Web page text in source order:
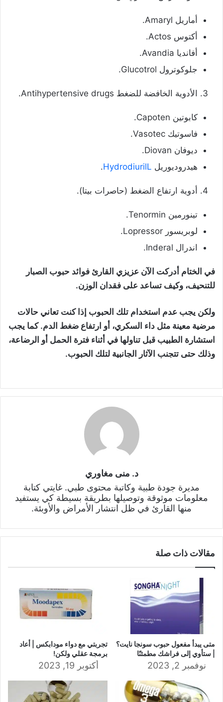
أماريل Amaryl.
أكتوس Actos.
أفانديا Avandia.
جلوكوترول Glucotrol.
الأدوية الخافضة للضغط Antihypertensive drugs.
كابوتين Capoten.
فاسوتيك Vasotec.
ديوفان Diovan.
هيدروديوريل HydrodiurilL
.
أدوية ارتفاع الضغط (حاصرات بيتا).
تينورمين Tenormin.
لوبريسور Lopressor.
اندرال Inderal.
في الختام أدركت الآن عزيزي القارئ فوائد حبوب الصبار
للتنحيف، وكيف تساعد على فقدان الوزن.
ولكن يجب عدم استخدام تلك الحبوب إذا كنت تعاني حالات
مرضية معينة مثل داء السكري، أو ارتفاع ضغط الدم. كما يجب
استشارة الطبيب قبل تناولها في أثناء فترة الحمل أو الرضاعة،
وذلك حتى تتجنب الآثار الجانبية لتلك الحبوب.
د. منى مغاوري
مديرة جودة طبية وكاتبة محتوى طبي. غايتي كتابة
معلومات موثوقة وتوصيلها بطريقة بسيطة كي يستفيد
منها القارئ في ظل انتشار الأمراض والأوبئة.
مقالات ذات صلة
متى يبدأ مفعول حبوب سونجا نايت؟
| ستأوي إلى فراشك مطمئنًا
نوفمبر 2, 2023
تجربتي مع دواء مودابكس | أعاد
برمجة عقلي ولكن!
أكتوبر 19, 2023